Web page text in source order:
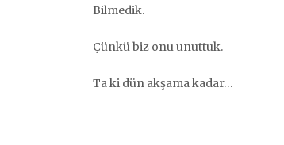
Bilmedik.
Çünkü biz onu unuttuk.
Ta ki dün akşama kadar…